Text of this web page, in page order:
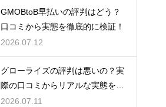
GMOBtoB早払いの評判はどう？
口コミから実態を徹底的に検証！
2026.07.12
グローライズの評判は悪いの？実
際の口コミからリアルな実態を検
証！
2026.07.11